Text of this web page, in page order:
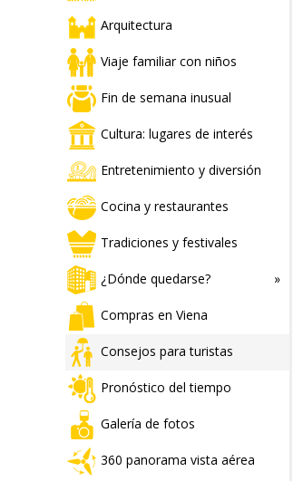
Arquitectura
Viaje familiar con niños
Fin de semana inusual
Cultura: lugares de interés
Entretenimiento y diversión
Cocina y restaurantes
Tradiciones y festivales
¿Dónde quedarse?
Compras en Viena
Consejos para turistas
Pronóstico del tiempo
Galería de fotos
360 panorama vista aérea